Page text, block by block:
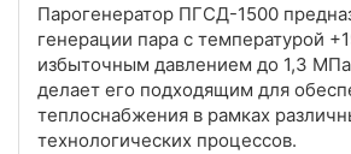
Парогенератор ПГСД-1500
генерации пара с температурой
избыточным давлением до 1,3 МПа
делает его подходящим для
теплоснабжения в рамках
технологических процессов.